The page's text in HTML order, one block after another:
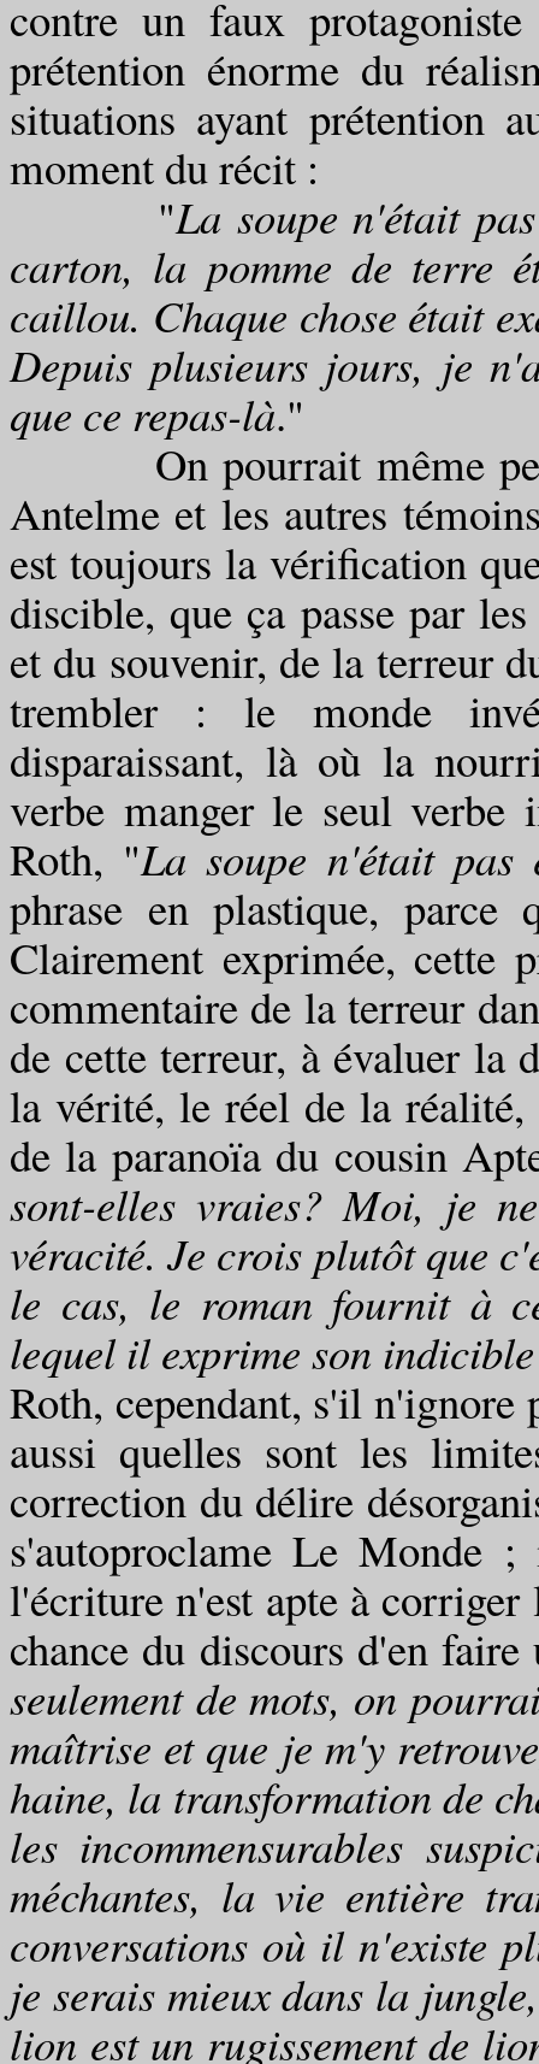
contre un faux
prétention énorme du
situations ayant prétention
moment du récit :
"La soupe n'était
carton, la pomme de terre
caillou. Chaque chose était
Depuis plusieurs jours, je
que ce repas-là."
On pourrait même
Antelme et les autres
est toujours la vérification
discible, que ça passe par
et du souvenir, de la terreur
trembler : le monde
disparaissant, là où la
verbe manger le seul
Roth, "La soupe n'était pas
phrase en plastique, parce
Clairement exprimée, cette
commentaire de la terreur
de cette terreur, à évaluer la
la vérité, le réel de la
de la paranoïa du cousin
sont-elles vraies? Moi, je
véracité. Je crois plutôt que
le cas, le roman fournit à
lequel il exprime son
Roth, cependant, s'il n'ignore
aussi quelles sont les
correction du délire
s'autoproclame Le Monde
l'écriture n'est apte à
chance du discours d'en
seulement de mots, on
maîtrise et que je m'y
haine, la transformation de
les incommensurables
méchantes, la vie entière
conversations où il n'existe
je serais mieux dans la
lion est un rugissement de